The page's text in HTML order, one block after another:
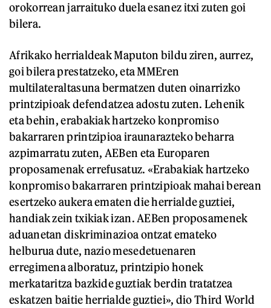
orokorrean jarraituko duela esanez itxi zuten goi
bilera.
Afrikako herrialdeak Maputon bildu ziren, aurrez,
goi bilera prestatzeko, eta MMEren
multilateraltasuna bermatzen duten oinarrizko
printzipioak defendatzea adostu zuten. Lehenik
eta behin, erabakiak hartzeko konpromiso
bakarraren printzipioa iraunarazteko beharra
azpimarratu zuten, AEBen eta Europaren
proposamenak errefusatuz. «Erabakiak hartzeko
konpromiso bakarraren printzipioak mahai berean
esertzeko aukera ematen die herrialde guztiei,
handiak zein txikiak izan. AEBen proposamenek
aduanetan diskriminazioa ontzat emateko
helburua dute, nazio mesedetuenaren
erregimena alboratuz, printzipio honek
merkataritza bazkide guztiak berdin tratatzea
eskatzen baitie herrialde guztiei», dio Third World